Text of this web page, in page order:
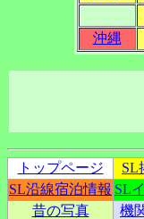
沖縄
トップページ SL
SL沿線宿泊情報 SL
昔の写真
機